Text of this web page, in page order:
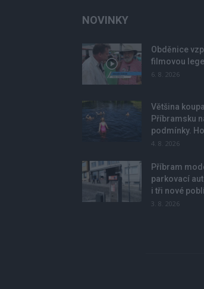
NOVINKY
Obděnice
filmovou
6. 8. 2026
Většina
Příbramsku
podmínky.
4. 8. 2026
Příbram
parkovací
i tři nové
3. 8. 2026